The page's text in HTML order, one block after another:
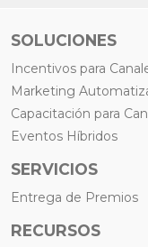
SOLUCIONES
Incentivos para
Marketing
Capacitación para
Eventos Híbridos
SERVICIOS
Entrega de Premios
RECURSOS